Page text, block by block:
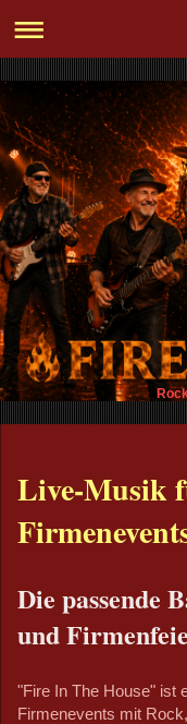
Live-Musik
Die passende
und
"Fire In The House" ist
Firmenevents mit